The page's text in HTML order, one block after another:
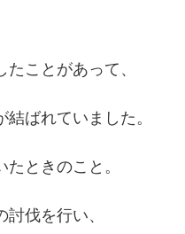
ことがあって、
ばれていました。
ときのこと。
伐を行い、